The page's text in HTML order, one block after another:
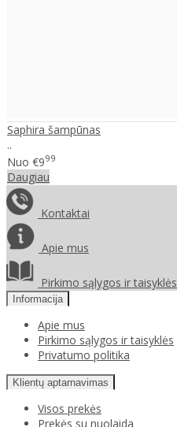
Saphira šampūnas
..
Nuo €999
Daugiau
Kontaktai
Apie mus
Pirkimo sąlygos ir taisyklės
Informacija
Apie mus
Pirkimo sąlygos ir taisyklės
Privatumo politika
Klientų aptarnavimas
Visos prekės
Prekės su nuolaida